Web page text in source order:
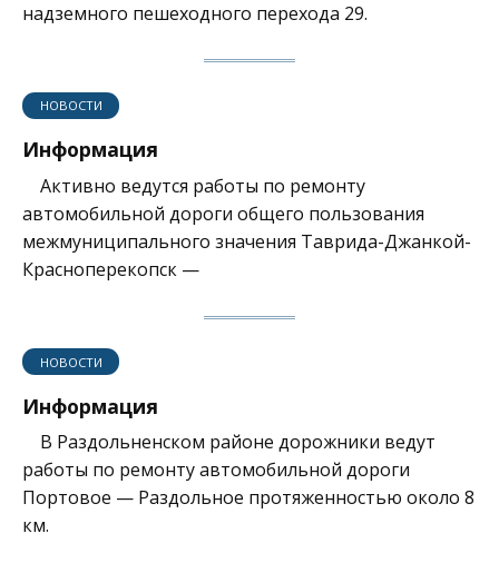
надземного пешеходного перехода 29.
НОВОСТИ
Информация
Активно ведутся работы по ремонту
автомобильной дороги общего пользования
межмуниципального значения Таврида-Джанкой-
Красноперекопск —
НОВОСТИ
Информация
В Раздольненском районе дорожники ведут
работы по ремонту автомобильной дороги
Портовое — Раздольное протяженностью около 8
км.